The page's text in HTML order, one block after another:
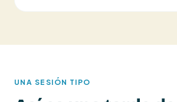
UNA SESIÓN TIPO